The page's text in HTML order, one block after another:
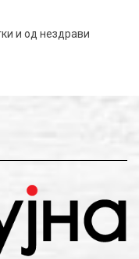
и од нездрави